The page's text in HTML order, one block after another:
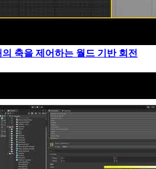
의 축을 제어하는 월드 기반 회전